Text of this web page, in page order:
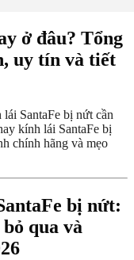
ở đâu? Tổng
uy tín và tiết
SantaFe bị nứt cần
kính lái SantaFe bị
chính hãng và mẹo
bị nứt:
qua và